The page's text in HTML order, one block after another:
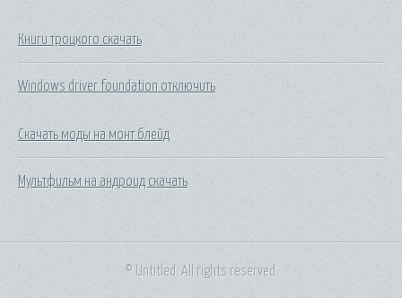
Книги троцкого скачать
Windows driver foundation отключить
Скачать моды на монт блейд
Мультфильм на андроид скачать
© Untitled. All rights reserved.